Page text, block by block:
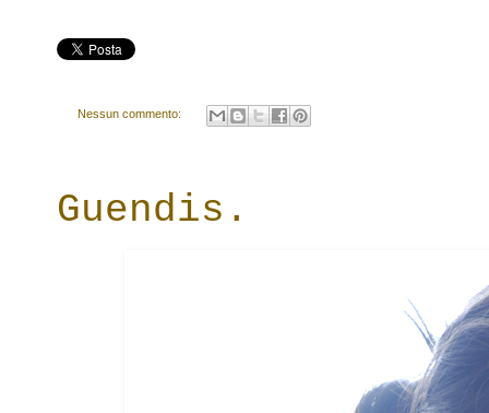
Nessun commento:
Guendis.